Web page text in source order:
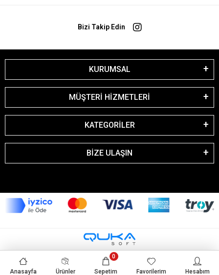
Bizi Takip Edin
KURUMSAL
MÜŞTERİ HİZMETLERİ
KATEGORİLER
BİZE ULAŞIN
Anasayfa Ürünler Sepetim
0
Favorilerim Hesabım